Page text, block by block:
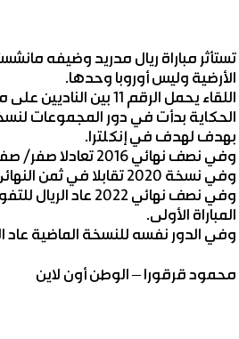
تستأثر مباراة ريال مدريد وضيفه
الأرضية وليس أوروبا وحدها.
اللقاء يحمل الرقم 11 بين الناديين على مستوى البطولة والغلبة للسيتي بأربعة انتصارات مقابل ثلاثة تعادلات وثلاث هزائم.
بهدف لهدف في إنكلترا.
وفي نصف نهائي 2016 تعادلا صفر/ صفر قبل فوز الملكي بهدف في لقاء الرد ليواصل نحو اللقب.
وفي نسخة 2020 تقابلا في ثمن النهائي وفاز السيتي بهدفين لهدف في الذهاب والإياب.
وفي نصف نهائي
المباراة الأولى.
وفي الدور نفسه للنسخة الماضية عاد
محمود قرقورا – الوطن أون لاين